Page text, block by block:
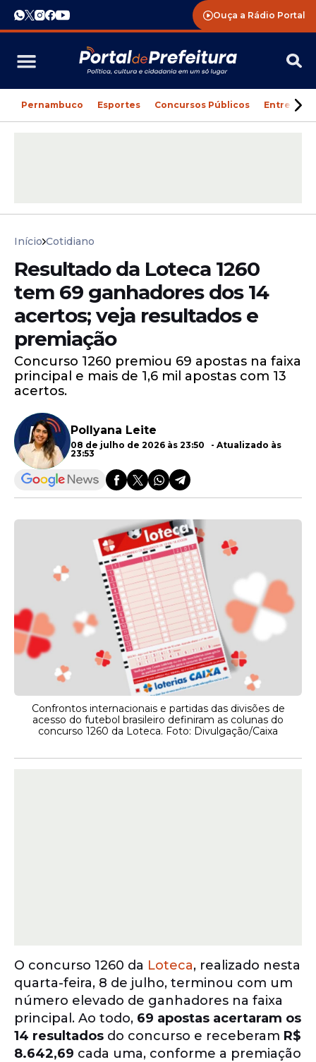
Ouça a Rádio Portal
Pernambuco Esportes Concursos Públicos
Início Cotidiano
Resultado da Loteca 1260
tem 69 ganhadores dos 14
acertos; veja resultados e
premiação
Concurso 1260 premiou 69 apostas na faixa
principal e mais de 1,6 mil apostas com 13
acertos.
Pollyana Leite
08 de julho de 2026 às 23:50 - Atualizado às
23:53
Confrontos internacionais e partidas das divisões de
acesso do futebol brasileiro definiram as colunas do
concurso 1260 da Loteca. Foto: Divulgação/Caixa
O concurso 1260 da Loteca, realizado nesta
quarta-feira, 8 de julho, terminou com um
número elevado de ganhadores na faixa
principal. Ao todo, 69 apostas acertaram os
14 resultados do concurso e receberam R$
8.642,69 cada uma, conforme a premiação